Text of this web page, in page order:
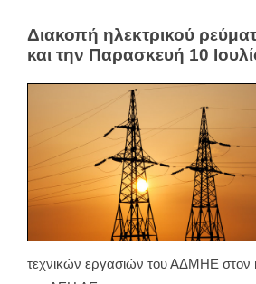
Διακοπή ηλεκτρικού
και την Παρασκευή 10
τεχνικών εργασιών του ΑΔΜΗΕ στον